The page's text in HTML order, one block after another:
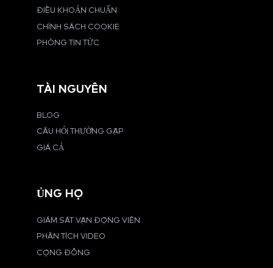
ĐIỀU KHOẢN CHUẨN
CHÍNH SÁCH COOKIE
PHÒNG TIN TỨC
TÀI NGUYÊN
BLOG
CÂU HỎI THƯỜNG GẶP
GIÁ CẢ
ỦNG HỘ
GIÁM SÁT VẬN ĐỘNG VIÊN
PHÂN TÍCH VIDEO
CỘNG ĐỒNG